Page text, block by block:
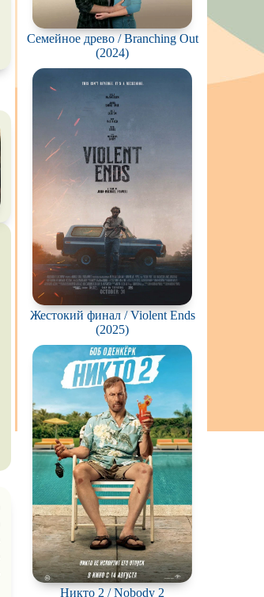
Семейное древо / Branching Out
(2024)
Жестокий финал / Violent Ends
(2025)
Никто 2 / Nobody 2